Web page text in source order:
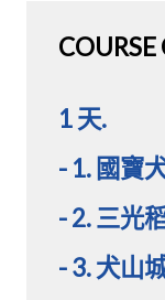
1 天.
- 1. 國寶
- 2. 三光
- 3. 犬山